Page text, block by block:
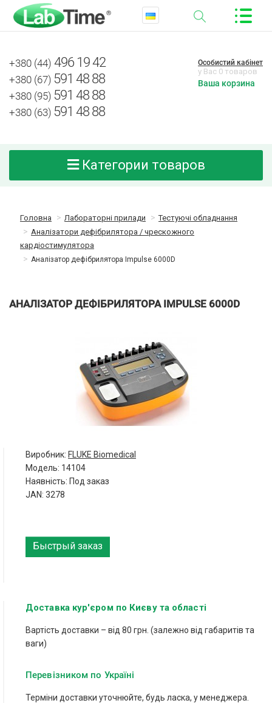
+380 (44) 496 19 42
+380 (67) 591 48 88
+380 (95) 591 48 88
+380 (63) 591 48 88
Особистий кабінет
у Вас 0 товаров
Ваша корзина
Категории товаров
Головна Лабораторні прилади
Тестуючі обладнання
Аналізатори дефібрилятора / чрескожного
кардіостимулятора
Аналізатор дефібрилятора Impulse 6000D
АНАЛІЗАТОР ДЕФІБРИЛЯТОРА IMPULSE 6000D
Виробник: FLUKE Biomedical
Модель: 14104
Наявність: Под заказ
JAN: 3278
Быстрый заказ
Доставка кур'єром по Києву та області
Вартість доставки – від 80 грн. (залежно від габаритів та
ваги)
Перевізником по Україні
Терміни доставки уточнюйте, будь ласка, у менеджера.